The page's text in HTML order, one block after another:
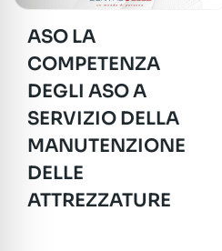
ASO LA
COMPETENZA
DEGLI ASO A
SERVIZIO DELLA
MANUTENZIONE
DELLE
ATTREZZATURE